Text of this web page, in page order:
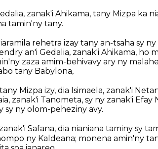
zanak'i Ahikama, tany Mizpa ka
tamin'ny tany.
rehetra izay tany an-tsaha sy
an'i Gedalia, zanak'i Ahikama, ho
zaza amim-behivavy ary ny
tany Babylona,
Mizpa izy, dia Isimaela, zanak'i
zanak'i Tanometa, sy ny zanak'i Efay
sy ny olom-peheziny avy.
Safana, dia nianiana taminy sy
ny Kaldeana; monena amin'ny